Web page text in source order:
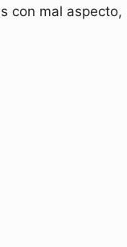
con mal